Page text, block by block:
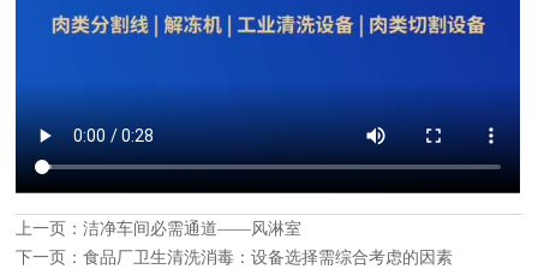
上一页：洁净车间必需通道——风淋室
下一页：食品厂卫生清洗消毒：设备选择需综合考虑的因素